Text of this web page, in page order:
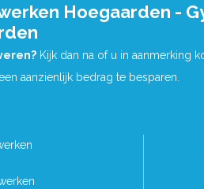
Hoegaarden -
Kijk dan na of u in aanmerking
aanzienlijk bedrag te besparen.